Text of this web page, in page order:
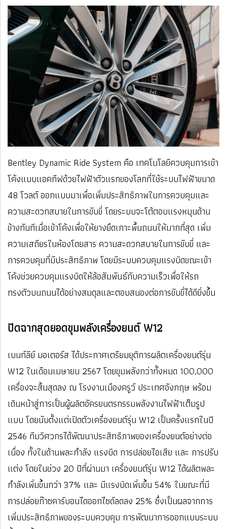
Bentley Dynamic Ride System คือ เทคโนโลยีควบคุมการเข้า
โค้งแบบแอคทีฟด้วยไฟฟ้าตัวแรกของโลกที่ใช้ระบบไฟฟ้าขนาด
48 โวลต์ ออกแบบมาเพื่อเพิ่มประสิทธิภาพในการควบคุมและ
ความสะดวกสบายในการขับขี่ โดยระบบจะโต้ตอบแรงหมุนด้าน
ข้างทันทีเมื่อเข้าโค้งเพื่อให้ยางยึดเกาะพื้นถนนให้มากที่สุด เพิ่ม
ความเสถียรในห้องโดยสาร ความสะดวกสบายในการขับขี่ และ
การควบคุมที่มีประสิทธิภาพ โดยมีระบบควบคุมแรงบิดขณะเข้า
โค้งช่วยควบคุมแรงบิดให้ล้อสัมพันธ์กับความเร็วเพื่อให้รถ
ทรงตัวบนถนนได้อย่างสมดุลและตอบสนองต่อการขับขี่ได้ดียิ่งขึ้น
ปิดฉากสุดยอดขุมพลังเครื่องยนต์ W12
เบนท์ลีย์ มอเตอร์ส ได้ประกาศเตรียมยุติการผลิตเครื่องยนต์รุ่น
W12 ในเดือนเมษายน 2567 โดยขุมพลังกว่าทั้งหมด 100,000
เครื่องจะสิ้นสุดลง ณ โรงงานเมืองครูว์ ประเทศอังกฤษ พร้อม
เดินหน้าสู่การเป็นผู้ผลิตอัครยนตรกรรมพลังงานไฟฟ้าเต็มรูป
แบบ โดยนับตั้งแต่เปิดตัวเครื่องยนต์รุ่น W12 เป็นครั้งแรกในปี
2546 ทีมวิศวกรได้พัฒนาประสิทธิภาพของเครื่องยนต์อย่างต่อ
เนื่อง ทั้งในด้านพละกำลัง แรงบิด การปล่อยไอเสีย และ การปรับ
แต่ง โดยในช่วง 20 ปีที่ผ่านมา เครื่องยนต์รุ่น W12 ได้ผลิตพละ
กำลังเพิ่มขึ้นกว่า 37% และ มีแรงบิดเพิ่มขึ้น 54% ในขณะที่มี
การปล่อยก๊าซคาร์บอนไดออกไซด์ลดลง 25% ซึ่งเป็นผลจากการ
เพิ่มประสิทธิภาพของระบบควบคุม การพัฒนาการออกแบบระบบ